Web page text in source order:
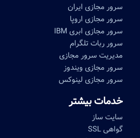
سرور مجازی ایران
سرور مجازی اروپا
سرور مجازی ابری IBM
سرور ربات تلگرام
مدیریت سرور مجازی
سرور مجازی ویندوز
سرور مجازی لینوکس
خدمات بیشتر
سایت ساز
گواهی SSL